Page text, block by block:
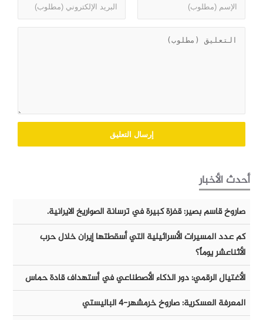
أحدث الأخبار
صاروخ قاسم بصير: قفزة كبيرة في ترسانة الصواريخ الايرانية.
كم عدد المسيرات الأسرائيلية التي أسقطتها إيران خلال حرب
الأثناعشر يوماً؟
الأغتيال الرقمي: دور الذكاء الأصطناعي في أستهداف قادة حماس
المعرفة العسكرية: صاروخ خرمشهر-٤ الباليستي